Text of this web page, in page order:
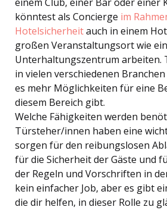
könntest als Concierge im
Hotelsicherheitauch in einem
großen Veranstaltungsort wie
Unterhaltungszentrum arbeiten.
in vielen verschiedenen
es mehr Möglichkeiten für eine
diesem Bereich gibt.
Welche Fähigkeiten werden
Türsteher/innen haben eine
sorgen für den reibungslosen
für die Sicherheit der Gäste und
der Regeln und Vorschriften in
kein einfacher Job, aber es gibt
die dir helfen, in dieser Rolle zu